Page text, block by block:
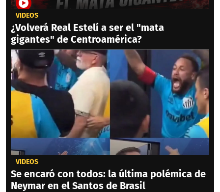
VIDEOS
¿Volverá Real Estelí a ser el "mata
gigantes" de Centroamérica?
VIDEOS
Se encaró con todos: la última polémica de
Neymar en el Santos de Brasil